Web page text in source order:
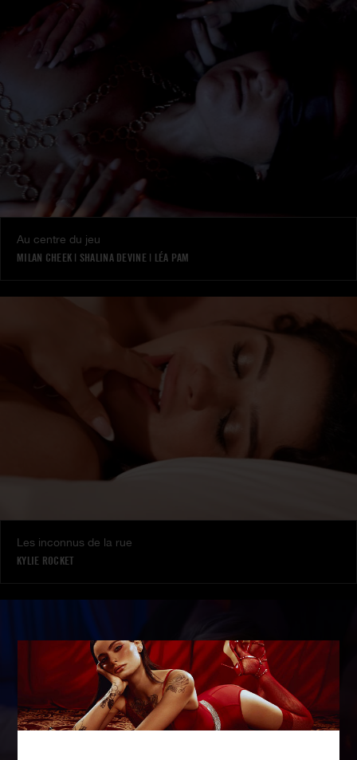
Au centre du jeu
MILAN CHEEK | SHALINA DEVINE| LÉA PAM
Les inconnus de la rue
KYLIE ROCKET